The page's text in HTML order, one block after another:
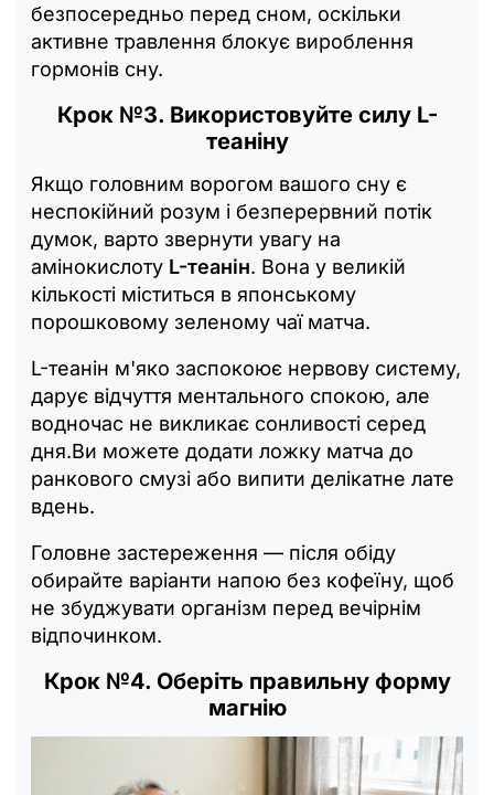
безпосередньо перед сном, оскільки
активне травлення блокує вироблення
гормонів сну.
Крок №3. Використовуйте силу L-
теаніну
Якщо головним ворогом вашого сну є
неспокійний розум і безперервний потік
думок, варто звернути увагу на
амінокислоту L-теанін. Вона у великій
кількості міститься в японському
порошковому зеленому чаї матча.
L-теанін м'яко заспокоює нервову систему,
дарує відчуття ментального спокою, але
водночас не викликає сонливості серед
дня.Ви можете додати ложку матча до
ранкового смузі або випити делікатне лате
вдень.
Головне застереження — після обіду
обирайте варіанти напою без кофеїну, щоб
не збуджувати організм перед вечірнім
відпочинком.
Крок №4. Оберіть правильну форму
магнію